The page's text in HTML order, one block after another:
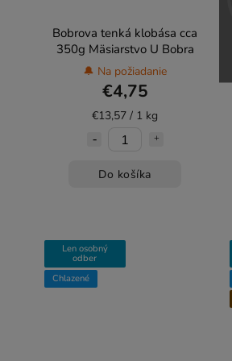
Bobrova tenká klobása cca
350g Mäsiarstvo U Bobra
🔔 Na požiadanie
€4,75
€13,57 / 1 kg
Do košíka
Len osobný
odber
Chlazené